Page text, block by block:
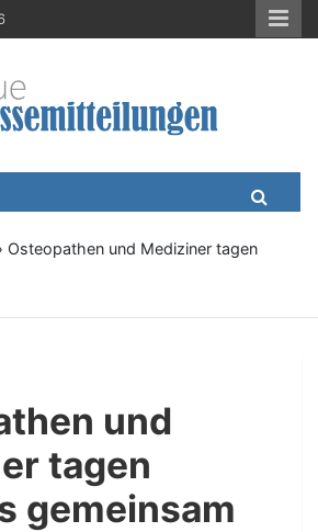
News, Meldungen, Wirtschaft
Osteopathen und Mediziner tagen
und
tagen
gemeinsam